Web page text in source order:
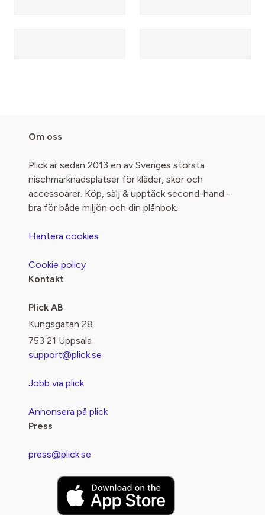
Om oss
Plick är sedan 2013 en av Sveriges största
nischmarknadsplatser för kläder, skor och
accessoarer. Köp, sälj & upptäck second-hand -
bra för både miljön och din plånbok.
Hantera cookies
Cookie policy
Kontakt
Plick AB
Kungsgatan 28
753 21 Uppsala
support@plick.se
Jobb via plick
Annonsera på plick
Press
press@plick.se